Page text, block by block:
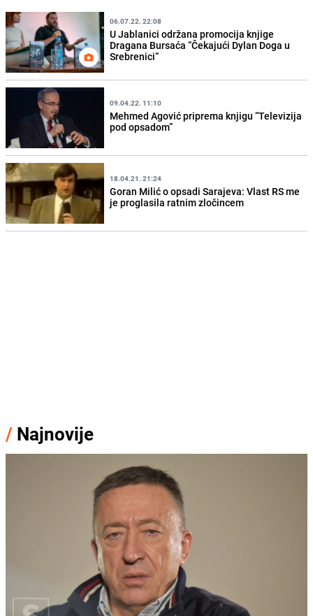
06.07.22. 22:08
U Jablanici održana promocija knjige
Dragana Bursaća “Čekajući Dylan Doga u
Srebrenici“
09.04.22. 11:10
Mehmed Agović priprema knjigu “Televizija
pod opsadom”
18.04.21. 21:24
Goran Milić o opsadi Sarajeva: Vlast RS me
je proglasila ratnim zločincem
/ Najnovije